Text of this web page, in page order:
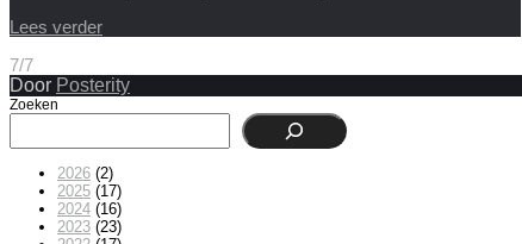
Lees verder
7/7
Door Posterity
Zoeken
2026 (2)
2025 (17)
2024 (16)
2023 (23)